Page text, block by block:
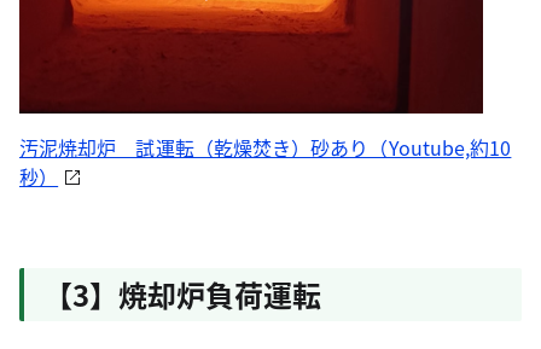
汚泥焼却炉 試運転（乾燥焚き）砂あり（Youtube,約10
秒）
【3】焼却炉負荷運転